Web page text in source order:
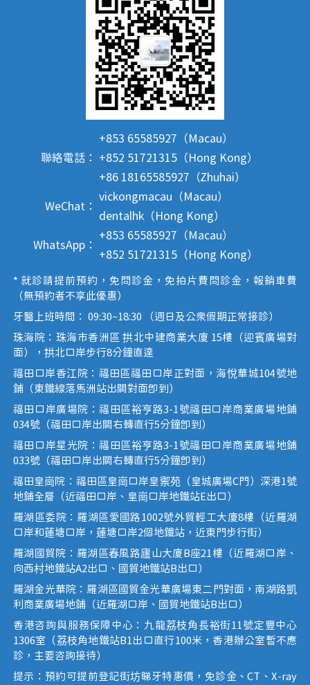
聯絡電話：
+853 65585927（Macau）
+852 51721315（Hong Kong）
+86 18165585927（Zhuhai）
WeChat：
vickongmacau（Macau）
dentalhk（Hong Kong）
WhatsApp：
+853 65585927（Macau）
+852 51721315（Hong Kong）
* 就診請提前預約，免問診金，免拍片費問診金，報銷車費
（無預約者不享此優惠）
牙醫上班時間： 09:30~18:30 （週日及公眾假期正常接診）
珠海院：珠海市香洲區 拱北中建商業大廈 15樓（迎賓廣場對
面），拱北口岸步行8分鐘直達
福田口岸香江院：福田區福田口岸正對面，海悅華城104號地
鋪（東鐵線落馬洲站出關對面即到）
福田口岸廣場院：福田區裕亨路3-1號福田口岸商業廣場地鋪
034號（福田口岸出關右轉直行5分鐘即到）
福田口岸星光院：福田區裕亨路3-1號福田口岸商業廣場地鋪
033號（福田口岸出關右轉直行5分鐘即到）
福田皇崗院：福田區皇崗口岸皇禦苑（皇城廣場C門）深港1號
地鋪全層（近福田口岸、皇崗口岸地鐵站E出口）
羅湖區委院：羅湖區愛國路1002號外貿輕工大廈8樓（近羅湖
口岸和蓮塘口岸，蓮塘口岸2個地鐵站，近東門步行街）
羅湖國貿院：羅湖區春風路廬山大廈B座21樓（近羅湖口岸、
向西村地鐵站A2出口、國貿地鐵站B出口）
羅湖金光華院：羅湖區國貿金光華廣場東二門對面，南湖路凱
利商業廣場地鋪（近羅湖口岸、國貿地鐵站B出口）
香港咨詢與服務保障中心：九龍荔枝角長裕街11號定豐中心
1306室（荔枝角地鐵站B1出口直行100米，香港辦公室暫不應
診，主要咨詢接待）
提示：預約可提前登記街坊睇牙特惠價，免診金、CT、X-ray